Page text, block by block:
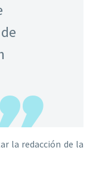
la redacción de la